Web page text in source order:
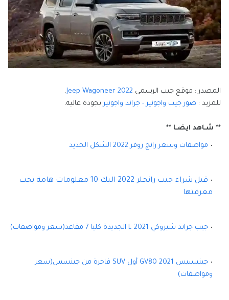
المصدر : موقع جيب الرسمي Jeep Wagoneer 2022
.
للمزيد : صور جيب واجونير - جراند واجونير بجودة عاليه.
** شـاهد ايضـا **
مواصفات وسعر رانج روفر 2022 الشكل الجديد
قبل شراء جيب رانجلر 2022 اليك 10 معلومات هامة يجب
معرفتها
جيب جراند شيروكي L 2021 الجديدة كليا 7 مقاعد(سعر ومواصفات)
جينيسيس GV80 2021 أول SUV فاخرة من جينسس(سعر
ومواصفات)